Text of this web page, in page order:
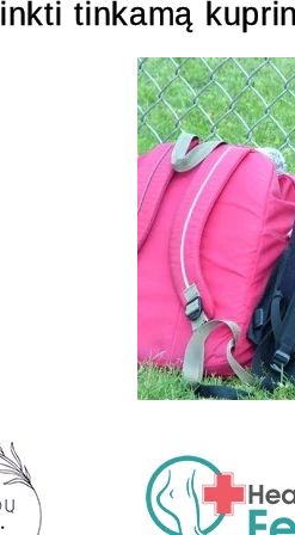
tinkamą